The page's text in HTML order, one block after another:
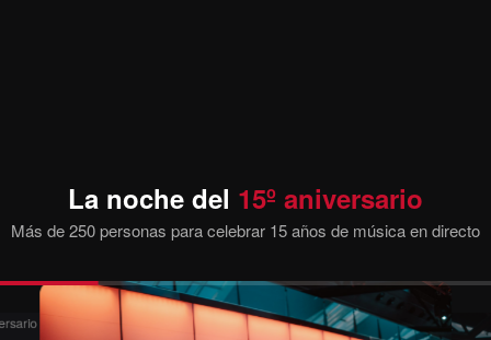
La noche del 15º aniversario
Más de 250 personas para celebrar 15 años de música en directo